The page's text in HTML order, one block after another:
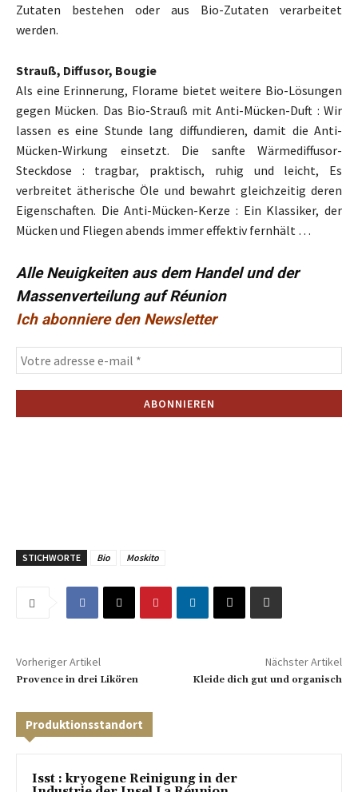
Zutaten bestehen oder aus Bio-Zutaten verarbeitet
werden.
Strauß, Diffusor, Bougie
Als eine Erinnerung, Florame bietet weitere Bio-Lösungen
gegen Mücken. Das Bio-Strauß mit Anti-Mücken-Duft : Wir
lassen es eine Stunde lang diffundieren, damit die Anti-
Mücken-Wirkung einsetzt. Die sanfte Wärmediffusor-
Steckdose : tragbar, praktisch, ruhig und leicht, Es
verbreitet ätherische Öle und bewahrt gleichzeitig deren
Eigenschaften. Die Anti-Mücken-Kerze : Ein Klassiker, der
Mücken und Fliegen abends immer effektiv fernhält …
Alle Neuigkeiten aus dem Handel und der
Massenverteilung auf Réunion
Ich abonniere den Newsletter
STICHWORTE Bio Moskito
Vorheriger Artikel
Provence in drei Likören
Nächster Artikel
Kleide dich gut und organisch
Produktionsstandort
Isst : kryogene Reinigung in der